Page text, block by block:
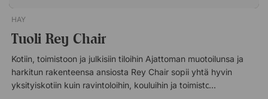
HAY
Tuoli Rey Chair
Kotiin, toimistoon ja julkisiin tiloihin Ajattoman muotoilunsa ja
harkitun rakenteensa ansiosta Rey Chair sopii yhtä hyvin
yksityiskotiin kuin ravintoloihin, kouluihin ja toimistoihin. Sen